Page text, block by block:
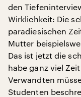
den
Wirklichkeit: Die
paradiesischen
Mutter
Das ist jetzt die
habe ganz viel
Verwandten
Studenten